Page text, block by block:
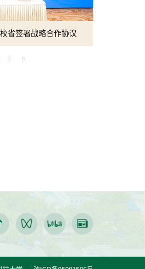
省签署战略合作协议